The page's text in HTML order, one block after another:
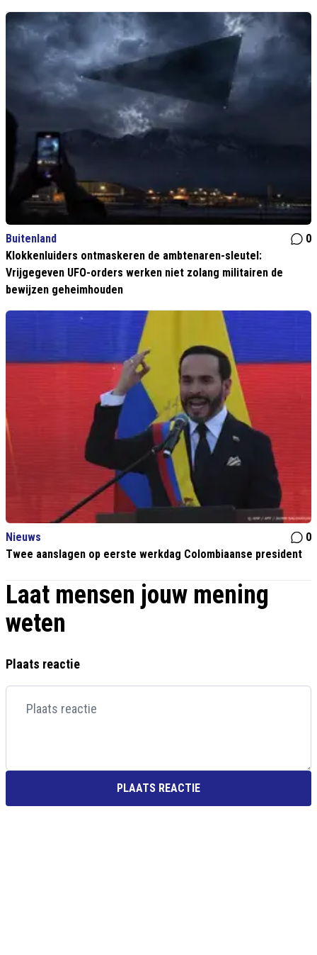
Buitenland
0
Klokkenluiders ontmaskeren de ambtenaren-sleutel:
Vrijgegeven UFO-orders werken niet zolang militairen de
bewijzen geheimhouden
Nieuws
0
Twee aanslagen op eerste werkdag Colombiaanse president
Laat mensen jouw mening
weten
Plaats reactie
PLAATS REACTIE